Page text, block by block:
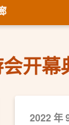
开幕
2022 年